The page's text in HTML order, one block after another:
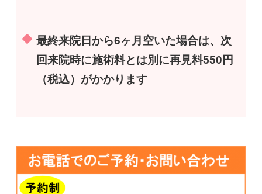
最終来院日から6ヶ月空いた場合は、次
回来院時に施術料とは別に再見料550円
（税込）がかかります